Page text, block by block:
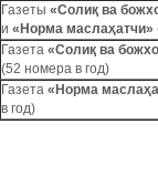
Газеты «Солиқ ва
и «Норма маслаҳатчи»
Газета «Солиқ ва
(52 номера в год)
Газета «Норма
в год)